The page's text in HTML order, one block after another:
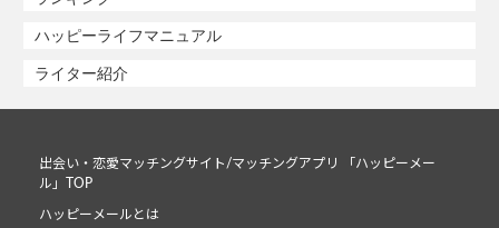
ハッピーライフマニュアル
ライター紹介
出会い・恋愛マッチングサイト/マッチングアプリ 「ハッピーメー
ル」TOP
ハッピーメールとは